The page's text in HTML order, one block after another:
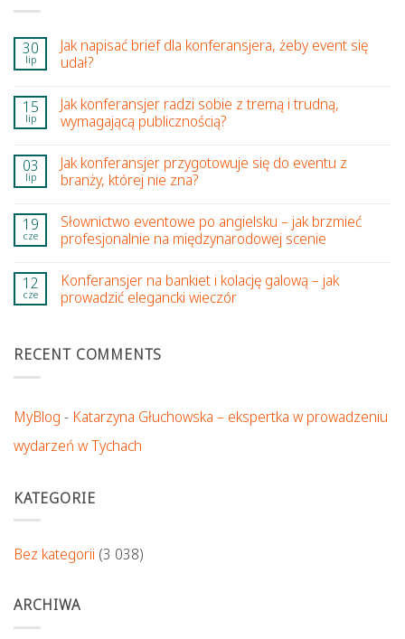
30
lip
Jak napisać brief dla konferansjera, żeby event się
udał?
15
lip
Jak konferansjer radzi sobie z tremą i trudną,
wymagającą publicznością?
03
lip
Jak konferansjer przygotowuje się do eventu z
branży, której nie zna?
19
cze
Słownictwo eventowe po angielsku – jak brzmieć
profesjonalnie na międzynarodowej scenie
12
cze
Konferansjer na bankiet i kolację galową – jak
prowadzić elegancki wieczór
RECENT COMMENTS
MyBlog - Katarzyna Głuchowska – ekspertka w prowadzeniu
wydarzeń w Tychach
KATEGORIE
Bez kategorii (3 038)
ARCHIWA